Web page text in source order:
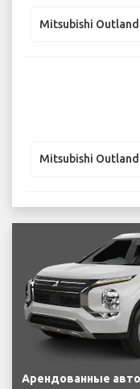
Mitsubishi
Mitsubishi
Арендованные